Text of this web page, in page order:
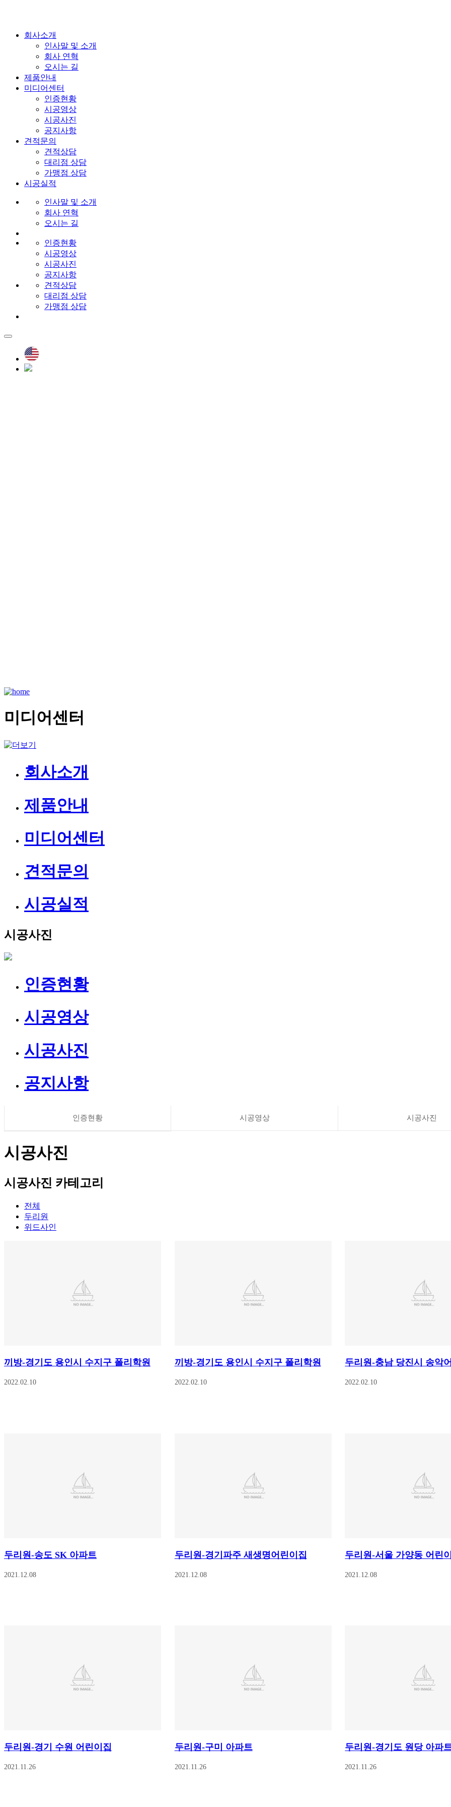
회사소개
인사말 및 소개
회사 연혁
오시는 길
제품안내
미디어센터
인증현황
시공영상
시공사진
공지사항
견적문의
견적상담
대리점 상담
가맹점 상담
시공실적
인사말 및 소개
회사 연혁
오시는 길
인증현황
시공영상
시공사진
공지사항
견적상담
대리점 상담
가맹점 상담
미디어센터
회사소개
제품안내
미디어센터
견적문의
시공실적
시공사진
인증현황
시공영상
시공사진
공지사항
인증현황 시공영상 시공사진
시공사진
시공사진 카테고리
전체
두리원
위드사인
끼방-경기도 용인시 수지구 폴리학원
2022.02.10
끼방-경기도 용인시 수지구 폴리학원
2022.02.10
두리원-충남 당진시 송악
2022.02.10
두리원-송도 SK 아파트
2021.12.08
두리원-경기파주 새생명어린이집
2021.12.08
두리원-서울 가양동 어린
2021.12.08
두리원-경기 수원 어린이집
2021.11.26
두리원-구미 아파트
2021.11.26
두리원-경기도 원당 아파
2021.11.26